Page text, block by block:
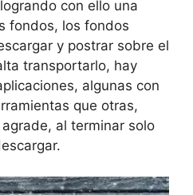
con ello una
fondos, los fondos
y postrar sobre el
transportarlo, hay
algunas con
que otras,
al terminar solo